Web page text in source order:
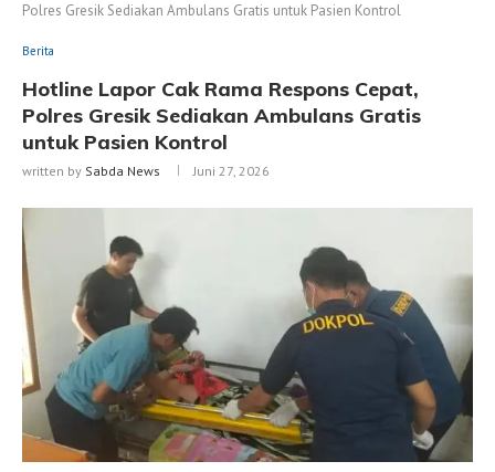
Polres Gresik Sediakan Ambulans Gratis untuk Pasien Kontrol
Berita
Hotline Lapor Cak Rama Respons Cepat,
Polres Gresik Sediakan Ambulans Gratis
untuk Pasien Kontrol
written by Sabda News Juni 27, 2026